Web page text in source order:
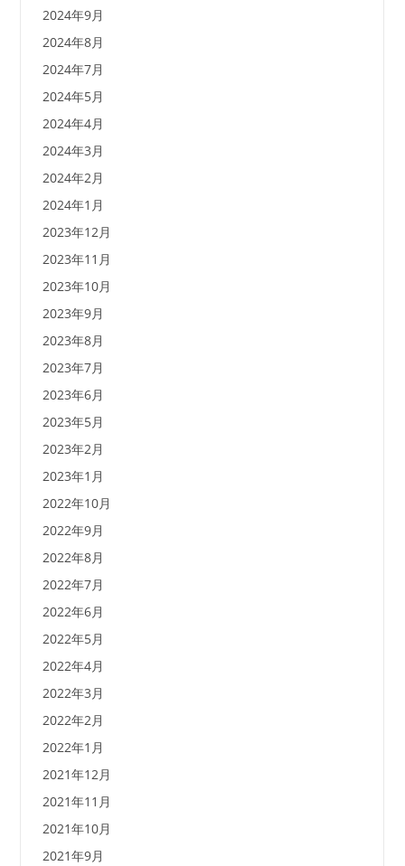
2024年9月
2024年8月
2024年7月
2024年5月
2024年4月
2024年3月
2024年2月
2024年1月
2023年12月
2023年11月
2023年10月
2023年9月
2023年8月
2023年7月
2023年6月
2023年5月
2023年2月
2023年1月
2022年10月
2022年9月
2022年8月
2022年7月
2022年6月
2022年5月
2022年4月
2022年3月
2022年2月
2022年1月
2021年12月
2021年11月
2021年10月
2021年9月